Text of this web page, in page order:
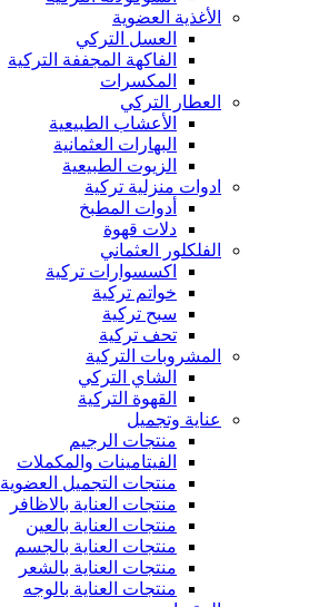
الأغذية العضوية
العسل التركي
الفاكهة المجففة التركية
المكسرات
العطار التركي
الأعشاب الطبيعية
البهارات العثمانية
الزيوت الطبيعية
ادوات منزلية تركية
أدوات المطبخ
دلات قهوة
الفلكلور العثماني
اكسسوارات تركية
خواتم تركية
سبح تركية
تحف تركية
المشروبات التركية
الشاي التركي
القهوة التركية
عناية وتجميل
منتجات الرجيم
الفيتامينات والمكملات
منتجات التجميل العضوية
منتجات العناية بالاظافر
منتجات العناية بالعين
منتجات العناية بالجسم
منتجات العناية بالشعر
منتجات العناية بالوجه